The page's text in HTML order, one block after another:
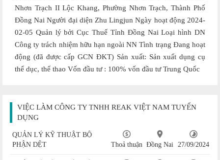
Nhơn Trạch II Lộc Khang, Phường Nhơn Trạch, Thành Phố
Đồng Nai Người đại diện Zhu Lingjun Ngày hoạt động 2024-
02-05 Quản lý bởi Cục Thuế Tỉnh Đồng Nai Loại hình DN
Công ty trách nhiệm hữu hạn ngoài NN Tình trạng Đang hoạt
động (đã được cấp GCN ĐKT) Sản xuất: Sản xuất dụng cụ
thể dục, thể thao Vốn đầu tư : 100% vốn đầu tư Trung Quốc
VIỆC LÀM CÔNG TY TNHH REAK VIỆT NAM TUYỂN
DỤNG
QUẢN LÝ KỸ THUẬT BỘ
PHẬN DỆT
Thoả thuận Đồng Nai 27/09/2024